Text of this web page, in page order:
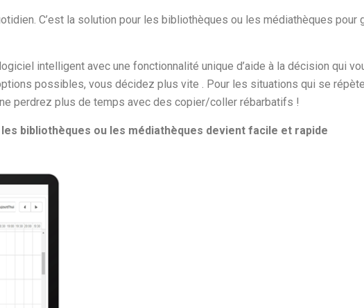
C’est la solution pour les bibliothèques ou les médiathèques pour
intelligent avec une fonctionnalité unique d’aide à la décision qui
possibles, vous décidez plus vite . Pour les situations qui se
perdrez plus de temps avec des copier/coller rébarbatifs !
les bibliothèques ou les médiathèques devient facile et rapide